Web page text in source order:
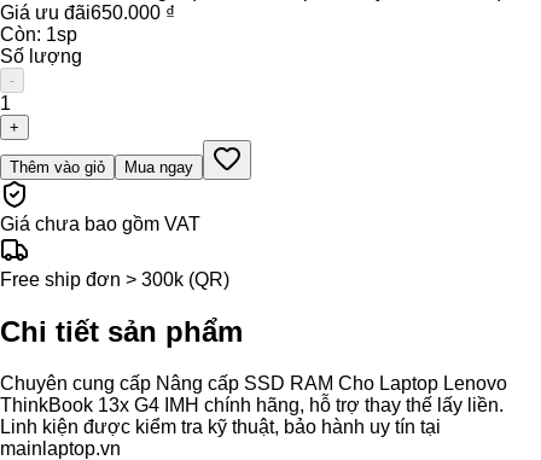
Giá ưu đãi650.000 ₫
Còn: 1sp
Số lượng
-
1
+
Thêm vào giỏ Mua ngay
Giá chưa bao gồm VAT
Free ship đơn > 300k (QR)
Chi tiết sản phẩm
Chuyên cung cấp Nâng cấp SSD RAM Cho Laptop Lenovo
ThinkBook 13x G4 IMH chính hãng, hỗ trợ thay thế lấy liền.
Linh kiện được kiểm tra kỹ thuật, bảo hành uy tín tại
mainlaptop.vn